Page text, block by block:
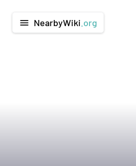
menu NearbyWiki .org